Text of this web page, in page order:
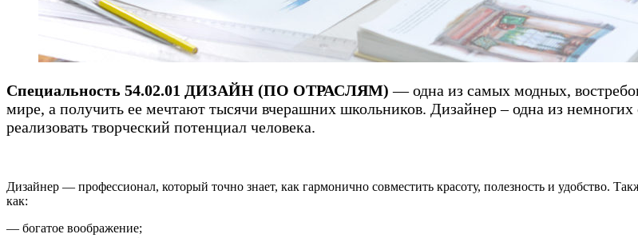
Специальность 54.02.01 ДИЗАЙН (ПО ОТРАСЛЯМ) — одна из самых модных,
мире, а получить ее мечтают тысячи вчерашних школьников. Дизайнер – одна из
реализовать творческий потенциал человека.
Дизайнер — профессионал, который точно знает, как гармонично совместить красоту, полезность и удобство.
как:
— богатое воображение;